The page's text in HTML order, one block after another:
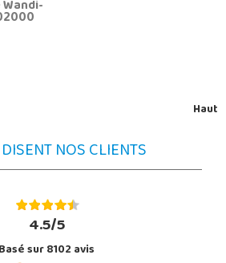
Haut
NOS CLIENTS
4.5/5
Basé sur 8102 avis